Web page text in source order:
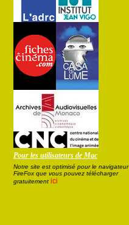
Pour les utilisateurs de Mac
Notre site est optimisé pour le navigateur
FireFox que vous pouvez télécharger
gratuitement ici